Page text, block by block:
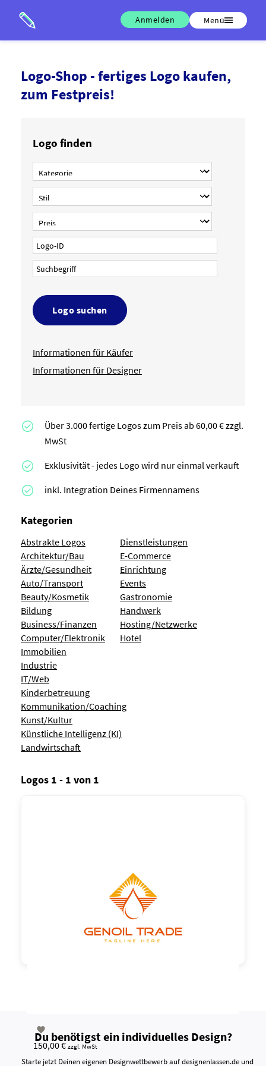
Anmelden Menü
Logo-Shop - fertiges Logo kaufen,
zum Festpreis!
Logo finden
Logo suchen
Informationen für Käufer
Informationen für Designer
Über 3.000 fertige Logos zum Preis ab 60,00 € zzgl.
MwSt
Exklusivität - jedes Logo wird nur einmal verkauft
inkl. Integration Deines Firmennamens
Kategorien
Abstrakte Logos
Architektur/Bau
Ärzte/Gesundheit
Auto/Transport
Beauty/Kosmetik
Bildung
Business/Finanzen
Computer/Elektronik
Dienstleistungen
E-Commerce
Einrichtung
Events
Gastronomie
Handwerk
Hosting/Netzwerke
Hotel
Immobilien
Industrie
IT/Web
Kinderbetreuung
Kommunikation/Coaching
Kunst/Kultur
Künstliche Intelligenz (KI)
Landwirtschaft
Logos 1 - 1 von 1

150,00 € zzgl. MwSt
Du benötigst ein individuelles Design?
Starte jetzt Deinen eigenen Designwettbewerb auf designenlassen.de und